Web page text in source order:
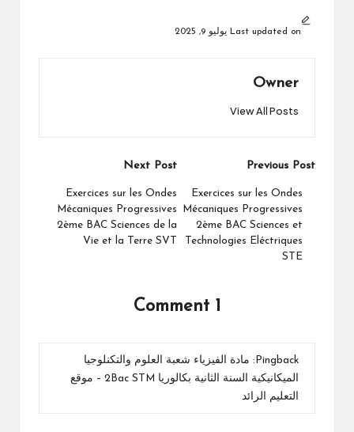
Last updated on يوليو 9, 2025
Owner
View All Posts
Post
navigation
Previous Post
Exercices sur les Ondes
Mécaniques Progressives
2ème BAC Sciences et
Technologies Eléctriques
STE
Next Post
Exercices sur les Ondes
Mécaniques Progressives
2ème BAC Sciences de la
Vie et la Terre SVT
1 Comment
Pingback:
مادة الفيزياء شعبة العلوم والتكنلوجيا
الميكانيكية السنة الثانية بكالوريا 2Bac STM – موقع
التعليم الرائد